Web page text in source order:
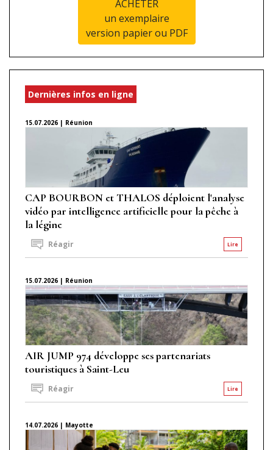
ACHETER
un exemplaire
version papier ou PDF
Dernières infos en ligne
15.07.2026 | Réunion
CAP BOURBON et THALOS déploient l'analyse
vidéo par intelligence artificielle pour la pêche à
la légine
Lire
Réagir
15.07.2026 | Réunion
AIR JUMP 974 développe ses partenariats
touristiques à Saint-Leu
Lire
Réagir
14.07.2026 | Mayotte